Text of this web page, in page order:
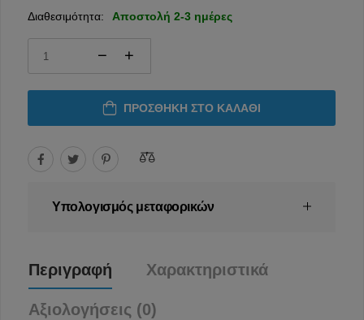
Διαθεσιμότητα: Αποστολή 2-3 ημέρες
ΠΡΟΣΘΉΚΗ ΣΤΟ ΚΑΛΆΘΙ
Υπολογισμός μεταφορικών
Περιγραφή Χαρακτηριστικά
Αξιολογήσεις (0)